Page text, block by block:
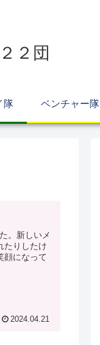
２団
隊 ベンチャー隊
。新しいメ
たりしたけ
顔になって
2024.04.21